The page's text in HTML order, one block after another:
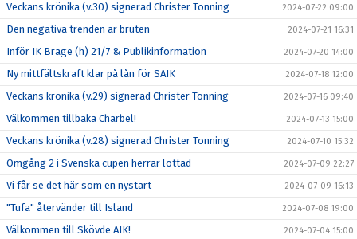
Veckans krönika (v.30) signerad Christer Tonning 2024-07-22 09:00
Den negativa trenden är bruten 2024-07-21 16:31
Inför IK Brage (h) 21/7 & Publikinformation 2024-07-20 14:00
Ny mittfältskraft klar på lån för SAIK 2024-07-18 12:00
Veckans krönika (v.29) signerad Christer Tonning 2024-07-16 09:40
Välkommen tillbaka Charbel! 2024-07-13 15:00
Veckans krönika (v.28) signerad Christer Tonning 2024-07-10 15:32
Omgång 2 i Svenska cupen herrar lottad 2024-07-09 22:27
Vi får se det här som en nystart 2024-07-09 16:13
"Tufa" återvänder till Island 2024-07-08 19:00
Välkommen till Skövde AIK! 2024-07-04 15:00